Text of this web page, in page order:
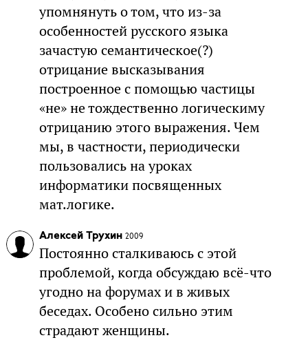
упомнянуть о том, что из-за
особенностей русского языка
зачастую семантическое(?)
отрицание высказывания
построенное с помощью частицы
«не» не тождественно логическиму
отрицанию этого выражения. Чем
мы, в частности, периодически
пользовались на уроках
информатики посвященных
мат.логике.
Алексей Трухин 2009
Постоянно сталкиваюсь с этой
проблемой, когда обсуждаю всё-что
угодно на форумах и в живых
беседах. Особено сильно этим
страдают женщины.